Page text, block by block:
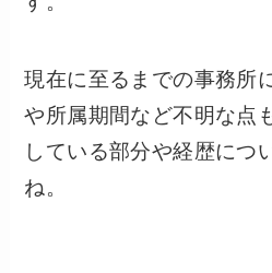
現在に至るまでの事務所
や所属期間など不明な点
している部分や経歴につ
ね。